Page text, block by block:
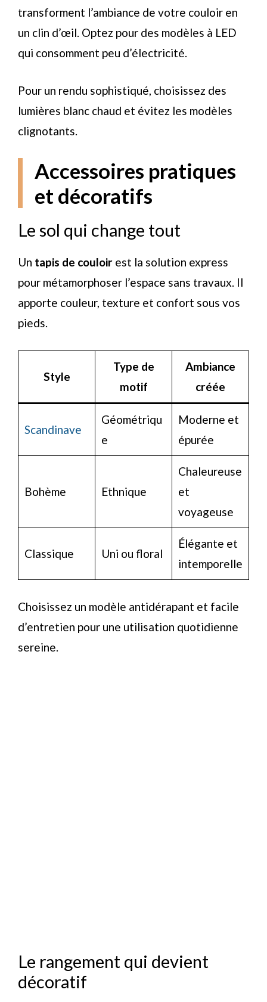
transforment l’ambiance de votre couloir en
un clin d’œil. Optez pour des modèles à LED
qui consomment peu d’électricité.
Pour un rendu sophistiqué, choisissez des
lumières blanc chaud et évitez les modèles
clignotants.
Accessoires pratiques
et décoratifs
Le sol qui change tout
Un tapis de couloir est la solution express
pour métamorphoser l’espace sans travaux. Il
apporte couleur, texture et confort sous vos
pieds.
Style
Type de
motif
Ambiance
créée
Scandinave
Géométriqu
e
Moderne et
épurée
Bohème Ethnique
Chaleureuse
et
voyageuse
Classique Uni ou floral
Élégante et
intemporelle
Choisissez un modèle antidérapant et facile
d’entretien pour une utilisation quotidienne
sereine.
Le rangement qui devient
décoratif